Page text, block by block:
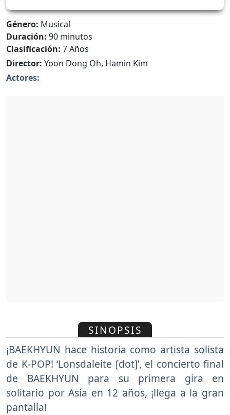
Género: Musical
Duración: 90 minutos
Clasificación: 7 Años
Director: Yoon Dong Oh, Hamin Kim
Actores:
SINOPSIS
¡BAEKHYUN hace historia como artista solista
de K-POP! ‘Lonsdaleite [dot]’, el concierto final
de BAEKHYUN para su primera gira en
solitario por Asia en 12 años, ¡llega a la gran
pantalla!